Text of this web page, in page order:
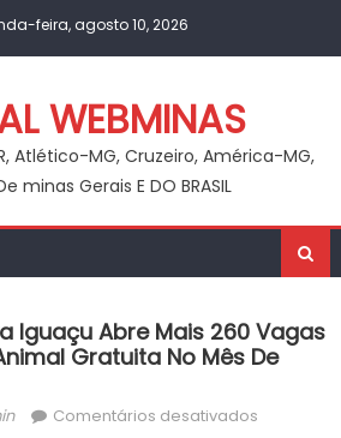
feira, agosto 10, 2026
WEBMINAS
Atlético-MG, Cruzeiro, América-MG,
minas Gerais E DO BRASIL
Iguaçu Abre Mais 260 Vagas
Gratuita No Mês De
Comentários desativadosem